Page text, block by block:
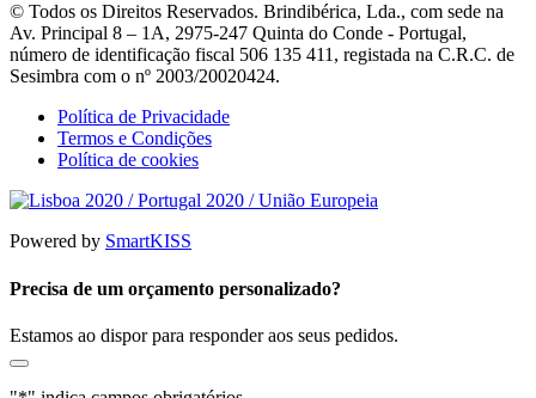
© Todos os Direitos Reservados. Brindibérica, Lda., com sede na
Av. Principal 8 – 1A, 2975-247 Quinta do Conde - Portugal,
número de identificação fiscal 506 135 411, registada na C.R.C. de
Sesimbra com o nº 2003/20020424.
Política de Privacidade
Termos e Condições
Política de cookies
Powered by SmartKISS
Precisa de um orçamento personalizado?
Estamos ao dispor para responder aos seus pedidos.